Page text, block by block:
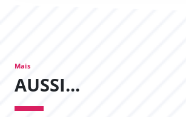
Mais
AUSSI...